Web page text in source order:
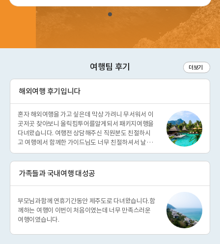
여행팀 후기 더보기
해외여행 후기입니다
혼자 해외여행을 가고 싶은데 막상 가려니 무서워서 이
곳저곳 찾아보니 올릭핌투어를알게되서 패키지여행을
다녀왔습니다. 여행전 상담해주신 직원분도 친절하시
고 여행에서 함께한 가이드님도 너무 친절하셔서 날은
정말 더웠지만 좋은 풍경과 좋은 사람들을 많이 만나 정
말 즐거운 여행이 됐습니다.
가족들과 국내여행 대성공
부모님과함께 연휴기간동안 제주도로 다녀왔습니다.함
께하는 여행이 이번이 처음이였는데 너무 만족스러운
여행이였습니다.